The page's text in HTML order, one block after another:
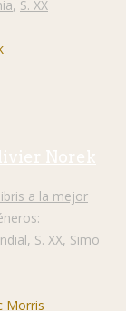
, S. XX
Norek
a la mejor
, S. XX, Simo